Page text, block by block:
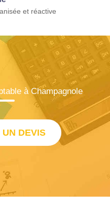
et réactive
à Champagnole
DEVIS